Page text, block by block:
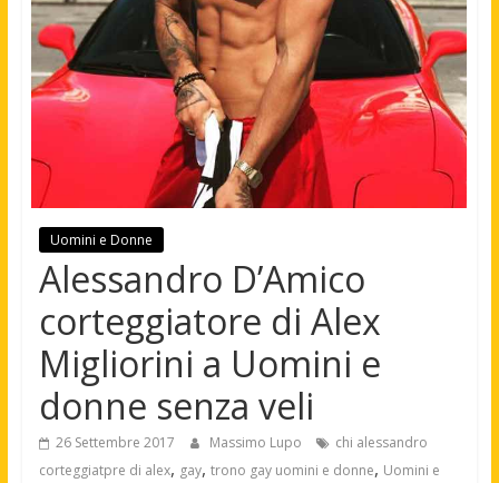
Uomini e Donne
Alessandro D’Amico
corteggiatore di Alex
Migliorini a Uomini e
donne senza veli
26 Settembre 2017 Massimo Lupo
chi alessandro
corteggiatpre di alex, gay, trono gay uomini e donne, Uomini e